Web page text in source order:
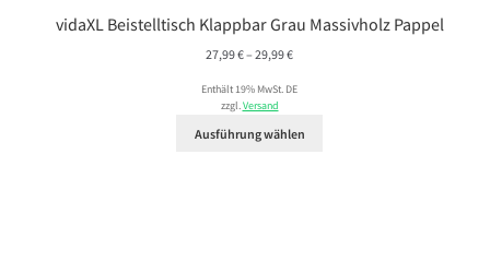
vidaXL Beistelltisch Klappbar Grau Massivholz Pappel
27,99€– 29,99€Preisspanne:
bis
Enthält 19% MwSt. DE
zzgl.Versand
Ausführung wählen